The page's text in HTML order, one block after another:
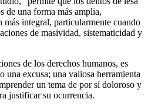
de una forma más amplia,
integral, particularmente cuando
de masividad, sistematicidad y
de los derechos humanos, es
una excusa; una valiosa herramienta
un tema de por sí doloroso y
justificar su ocurrencia.